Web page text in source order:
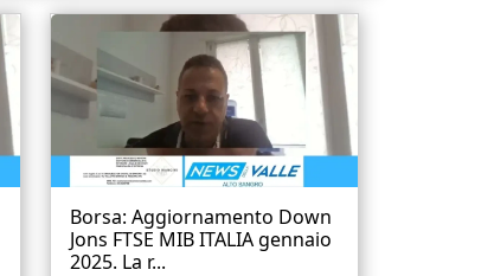
Borsa: Aggiornamento Down
Jons FTSE MIB ITALIA gennaio
2025. La r...